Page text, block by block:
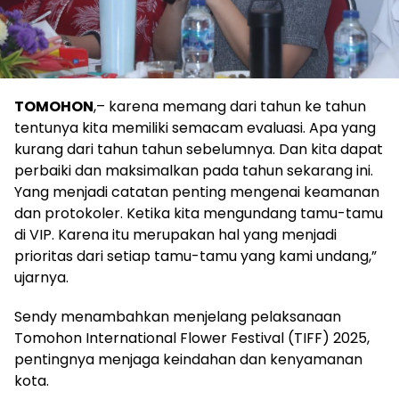
TOMOHON,– karena memang dari tahun ke tahun
tentunya kita memiliki semacam evaluasi. Apa yang
kurang dari tahun tahun sebelumnya. Dan kita dapat
perbaiki dan maksimalkan pada tahun sekarang ini.
Yang menjadi catatan penting mengenai keamanan
dan protokoler. Ketika kita mengundang tamu-tamu
di VIP. Karena itu merupakan hal yang menjadi
prioritas dari setiap tamu-tamu yang kami undang,”
ujarnya.
Sendy menambahkan menjelang pelaksanaan
Tomohon International Flower Festival (TIFF) 2025,
pentingnya menjaga keindahan dan kenyamanan
kota.